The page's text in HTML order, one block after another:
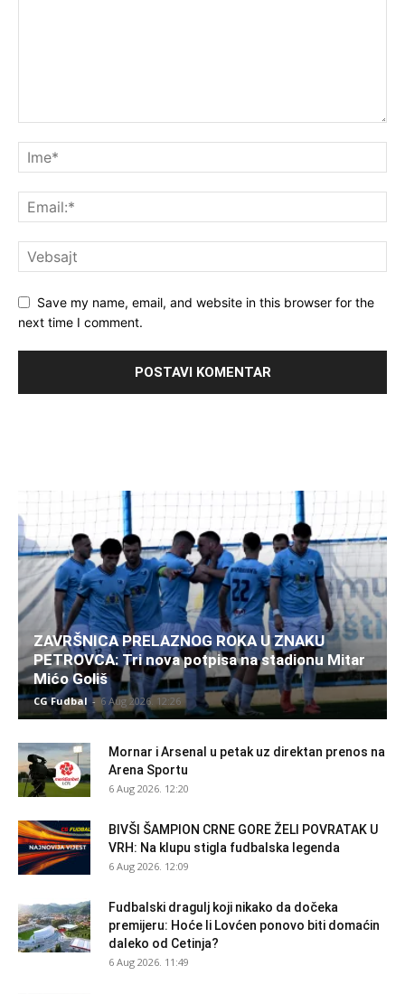
Save my name, email, and website in this browser for the
next time I comment.
ZAVRŠNICA PRELAZNOG ROKA U ZNAKU
PETROVCA: Tri nova potpisa na stadionu Mitar
Mićo Goliš
CG Fudbal - 6 Aug 2026. 12:26
Mornar i Arsenal u petak uz direktan prenos na
Arena Sportu
6 Aug 2026. 12:20
BIVŠI ŠAMPION CRNE GORE ŽELI POVRATAK U
VRH: Na klupu stigla fudbalska legenda
6 Aug 2026. 12:09
Fudbalski dragulj koji nikako da dočeka
premijeru: Hoće li Lovćen ponovo biti domaćin
daleko od Cetinja?
6 Aug 2026. 11:49